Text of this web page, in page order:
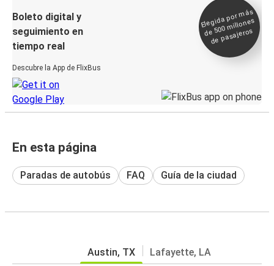
Boleto digital y
seguimiento en
tiempo real
Descubre la App de FlixBus
Elegida por
más
de 500
millones
de pasajeros
En esta página
Paradas de autobús FAQ Guía de la ciudad
Austin, TX Lafayette, LA